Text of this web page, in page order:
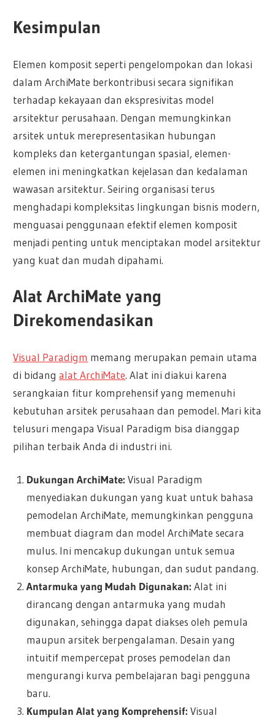
Kesimpulan
Elemen komposit seperti pengelompokan dan lokasi
dalam ArchiMate berkontribusi secara signifikan
terhadap kekayaan dan ekspresivitas model
arsitektur perusahaan. Dengan memungkinkan
arsitek untuk merepresentasikan hubungan
kompleks dan ketergantungan spasial, elemen-
elemen ini meningkatkan kejelasan dan kedalaman
wawasan arsitektur. Seiring organisasi terus
menghadapi kompleksitas lingkungan bisnis modern,
menguasai penggunaan efektif elemen komposit
menjadi penting untuk menciptakan model arsitektur
yang kuat dan mudah dipahami.
Alat ArchiMate yang
Direkomendasikan
Visual Paradigm memang merupakan pemain utama
di bidangalat ArchiMate. Alat ini diakui karena
serangkaian fitur komprehensif yang memenuhi
kebutuhan arsitek perusahaan dan pemodel. Mari kita
telusuri mengapa Visual Paradigm bisa dianggap
pilihan terbaik Anda di industri ini.
Dukungan ArchiMate: Visual Paradigm
menyediakan dukungan yang kuat untuk bahasa
pemodelan ArchiMate, memungkinkan pengguna
membuat diagram dan model ArchiMate secara
mulus. Ini mencakup dukungan untuk semua
konsep ArchiMate, hubungan, dan sudut pandang.
Antarmuka yang Mudah Digunakan: Alat ini
dirancang dengan antarmuka yang mudah
digunakan, sehingga dapat diakses oleh pemula
maupun arsitek berpengalaman. Desain yang
intuitif mempercepat proses pemodelan dan
mengurangi kurva pembelajaran bagi pengguna
baru.
Kumpulan Alat yang Komprehensif: Visual